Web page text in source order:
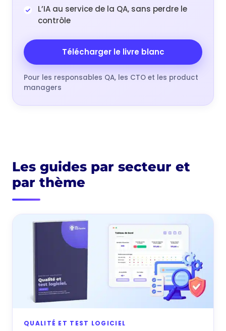
L’IA au service de la QA, sans perdre le
contrôle
Télécharger le livre blanc
Pour les responsables QA, les CTO et les product
managers
Les guides par secteur et
par thème
QUALITÉ ET TEST LOGICIEL